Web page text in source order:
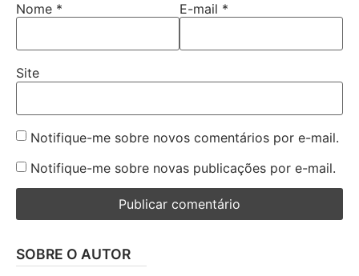
Nome * E-mail *
Site
Notifique-me sobre novos comentários por e-mail.
Notifique-me sobre novas publicações por e-mail.
SOBRE O AUTOR